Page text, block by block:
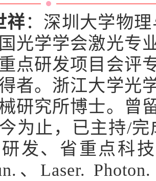
祥：深圳大学物
光学学会激光专
点研发项目会评
者。浙江大学光
研究所博士。曾
为止，已主持/
发、省重点科
、Laser.